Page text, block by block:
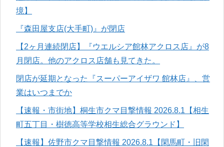
境】
『森田屋支店(大手町)』が閉店
【2ヶ月連続閉店】『ウエルシア館林アクロス店』が8
月閉店。他のアクロス店舗も見てきた。
閉店が延期となった『スーパーアイザワ 館林店』、営
業はいつまでか
【速報・市街地】桐生市クマ目撃情報 2026.8.1【相生
町五丁目・樹徳高等学校相生総合グラウンド】
【速報】佐野市クマ目撃情報 2026.8.1【閑馬町・旧閑